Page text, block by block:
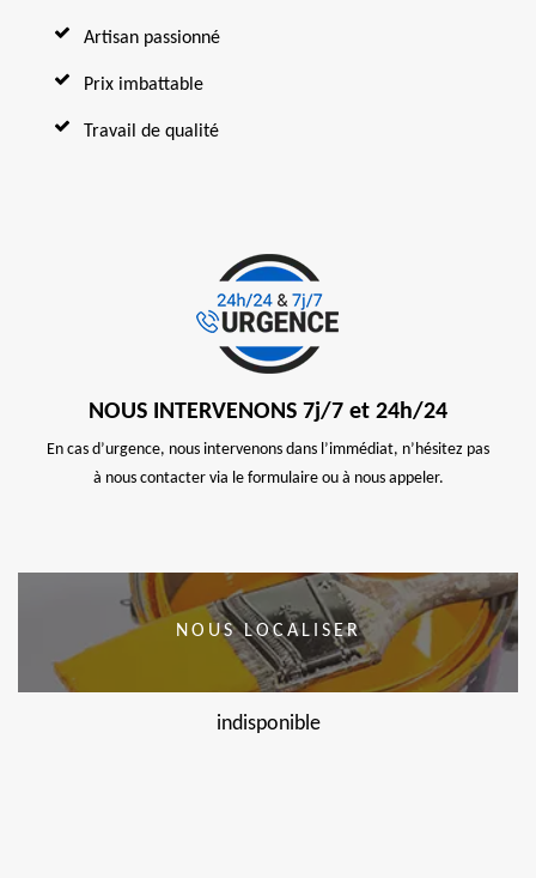
Artisan passionné
Prix imbattable
Travail de qualité
NOUS INTERVENONS 7j/7 et 24h/24
En cas d’urgence, nous intervenons dans l’immédiat, n’hésitez pas
à nous contacter via le formulaire ou à nous appeler.
NOUS LOCALISER
indisponible